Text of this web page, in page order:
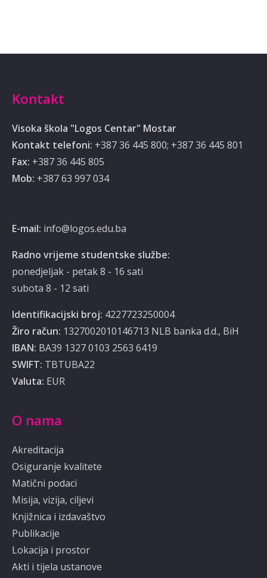
Kontakt
Visoka škola "Logos Centar" Mostar
Kontakt telefoni: +387 36 445 800; +387 36 445 801
Fax: +387 36 445 805
Mob: ‭‎+387 63 997 034‬
E-mail: info@logos.edu.ba
Radno vrijeme studentske službe:
ponedjeljak - petak 8 - 16 sati
subota 8 - 12 sati
Identifikacijski broj: 4227723250004
Žiro račun: 1327002010146713 NLB banka d.d., BiH
IBAN: BA39 1327 0103 2563 6419
SWIFT: TBTUBA22
Valuta: EUR
O nama
Akreditacija
Osiguranje kvalitete
Matični podaci
Misija, vizija, ciljevi
Knjižnica i izdavaštvo
Publikacije
Lokacija i prostor
Akti i tijela ustanove